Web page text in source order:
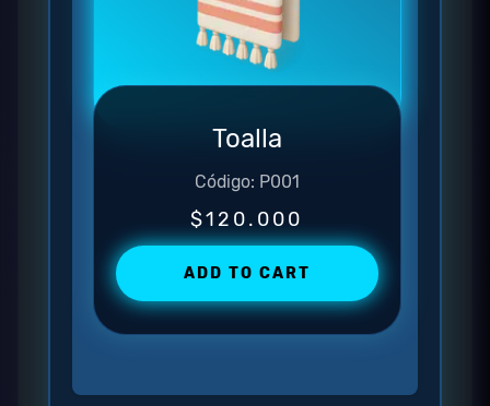
Toalla
Código: P001
$120.000
ADD TO CART